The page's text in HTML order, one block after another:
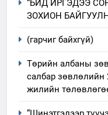
“БИД ИРГЭДЭЭ
ЗОХИОН
(гарчиг байхгүй)
Төрийн албаны
салбар
жилийн